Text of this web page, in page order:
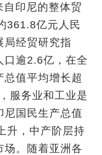
印尼的整体贸
361.8亿元人民
局经贸研究指
口逾2.6亿，在全
值平均增长超
服务业和工业是
尼国民生产总值
升，中产阶层持
场。随着亚洲各